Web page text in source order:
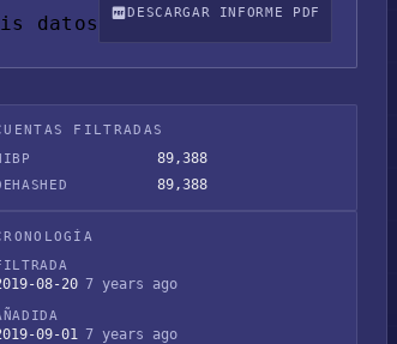
datos DESCARGAR INFORME PDF
FILTRADAS
89,388
89,388
08-20 7 years ago
09-01 7 years ago